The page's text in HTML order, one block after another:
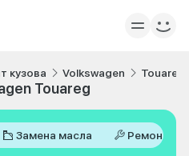
кузова Volkswagen Touareg
Touareg
Замена масла Ремонт